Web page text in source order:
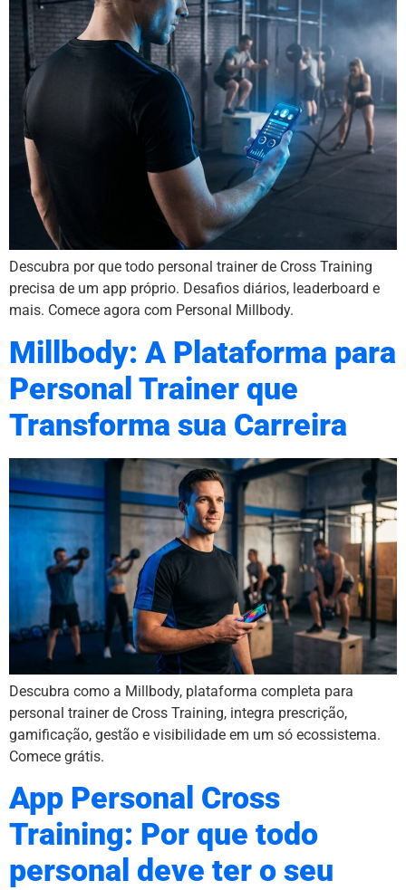
Descubra por que todo personal trainer de Cross Training
precisa de um app próprio. Desafios diários, leaderboard e
mais. Comece agora com Personal Millbody.
Millbody: A Plataforma para
Personal Trainer que
Transforma sua Carreira
Descubra como a Millbody, plataforma completa para
personal trainer de Cross Training, integra prescrição,
gamificação, gestão e visibilidade em um só ecossistema.
Comece grátis.
App Personal Cross
Training: Por que todo
personal deve ter o seu